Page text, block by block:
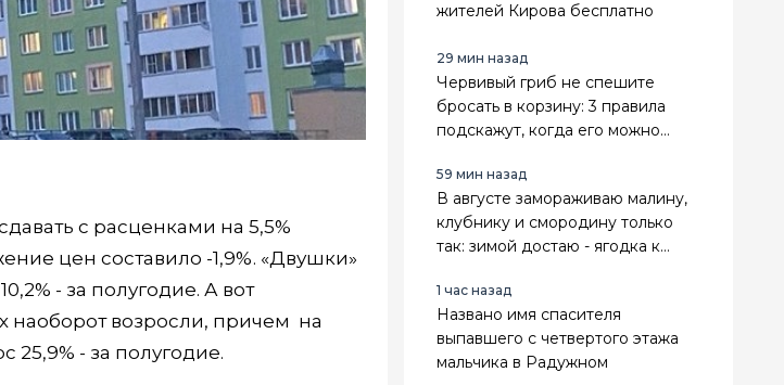
с расценками на 5,5%
цен составило -1,9%. «Двушки»
- за полугодие. А вот
наоборот возросли, причем на
25,9% - за полугодие.
жителей Кирова бесплатно
29 мин назад
Червивый гриб не спешите
бросать в корзину: 3 правила
подскажут, когда его можно
выбросить
59 мин назад
В августе замораживаю малину,
клубнику и смородину только
так: зимой достаю - ягодка к
1 час назад
Названо имя спасителя
выпавшего с четвертого этажа
мальчика в Радужном